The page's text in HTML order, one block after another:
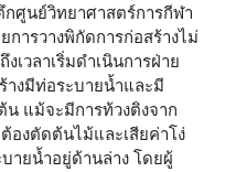
กศูนย์วิทยาศาสตร์การกีฬา
ารวางพิกัดการก่อสร้างไม่
เวลาเริ่มดำเนินการฝ่าย
างมีท่อระบายน้ำและมี
แม้จะมีการท้วงติงจาก
องตัดต้นไม้และเสียค่าโง่
ายน้ำอยู่ด้านล่าง โดยผู้